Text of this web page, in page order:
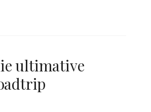
ultimative